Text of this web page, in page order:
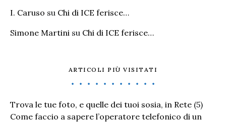
I. Caruso su Chi di ICE ferisce…
Simone Martini su Chi di ICE ferisce…
ARTICOLI PIÙ VISITATI
Trova le tue foto, e quelle dei tuoi sosia, in Rete (5)
Come faccio a sapere l’operatore telefonico di un